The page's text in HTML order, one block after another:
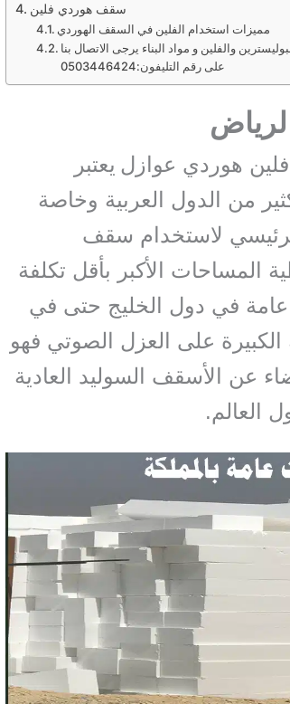
سقف هوردي فلين
مميزات استخدام الفلين في السقف الهوردي
والفلين و مواد البناء يرجى الاتصال بنا
على رقم التليفون:0503446424
هوردي عوازل يعتبر
من الدول العربية وخاصة
لاستخدام سقف
المساحات الأكبر بأقل تكلفة
عامة في دول الخليج حتى في
على العزل الصوتي فهو
عن الأسقف السوليد العادية
العالم.